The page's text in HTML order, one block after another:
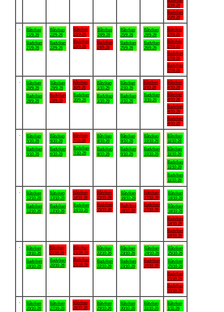
20/9-26
Badviken
20/9-26
Båtviken
21/9-26
Badviken
21/9-26
Båtviken
22/9-26
Badviken
22/9-26
Båtviken
23/9-26
Badviken
23/9-26
Båtviken
24/9-26
Badviken
24/9-26
Båtviken
25/9-26
Badviken
25/9-26
Båtviken
26/9-26
Badviken
26/9-26
Båtviken
27/9-26
Båtviken
27/9-26
Badviken
27/9-26
Badviken
27/9-26
Båtviken
28/9-26
Badviken
28/9-26
Båtviken
29/9-26
Badviken
29/9-26
Båtviken
30/9-26
Badviken
30/9-26
Båtviken
1/10-26
Badviken
1/10-26
Båtviken
2/10-26
Badviken
2/10-26
Båtviken
3/10-26
Badviken
3/10-26
Båtviken
4/10-26
Båtviken
4/10-26
Badviken
4/10-26
Badviken
4/10-26
Båtviken
5/10-26
Badviken
5/10-26
Båtviken
6/10-26
Badviken
6/10-26
Båtviken
7/10-26
Badviken
7/10-26
Båtviken
8/10-26
Badviken
8/10-26
Båtviken
9/10-26
Badviken
9/10-26
Båtviken
10/10-26
Badviken
10/10-26
Båtviken
11/10-26
Båtviken
11/10-26
Badviken
11/10-26
Badviken
11/10-26
Båtviken
12/10-26
Badviken
12/10-26
Båtviken
13/10-26
Badviken
13/10-26
Båtviken
14/10-26
Badviken
14/10-26
Båtviken
15/10-26
Badviken
15/10-26
Båtviken
16/10-26
Badviken
16/10-26
Båtviken
17/10-26
Badviken
17/10-26
Båtviken
18/10-26
Båtviken
18/10-26
Badviken
18/10-26
Badviken
18/10-26
Båtviken
19/10-26
Badviken
19/10-26
Båtviken
20/10-26
Badviken
20/10-26
Båtviken
21/10-26
Badviken
21/10-26
Båtviken
22/10-26
Badviken
22/10-26
Båtviken
23/10-26
Badviken
23/10-26
Båtviken
24/10-26
Badviken
24/10-26
Båtviken
25/10-26
Båtviken
25/10-26
Badviken
25/10-26
Badviken
25/10-26
Båtviken
26/10-26
Båtviken
27/10-26
Båtviken
28/10-26
Båtviken
29/10-26
Båtviken
30/10-26
Båtviken
31/10-26
Båtviken
1/11-26